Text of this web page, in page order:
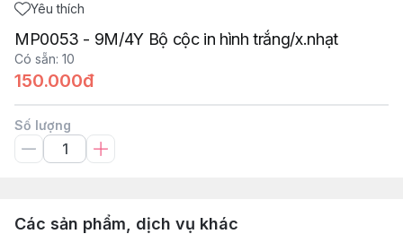
Yêu thích
MP0053 - 9M/4Y Bộ cộc in hình trắng/x.nhạt
Có sẵn: 10
150.000đ
Số lượng
Các sản phẩm, dịch vụ khác